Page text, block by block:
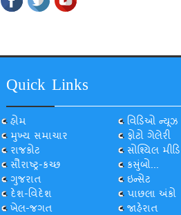
Quick Links
હોમ
મુખ્ય સમાચાર
રાજકોટ
સૌરાષ્ટ્ર-કચ્છ
ગુજરાત
દેશ-વિદેશ
ખેલ-જગત
વિડિઓ ન્યૂઝ
ફોટો ગેલેરી
સોશ્યિલ
કસુંબો...
ઇન્સેટ
પાછલા અંકો
જાહેરાત